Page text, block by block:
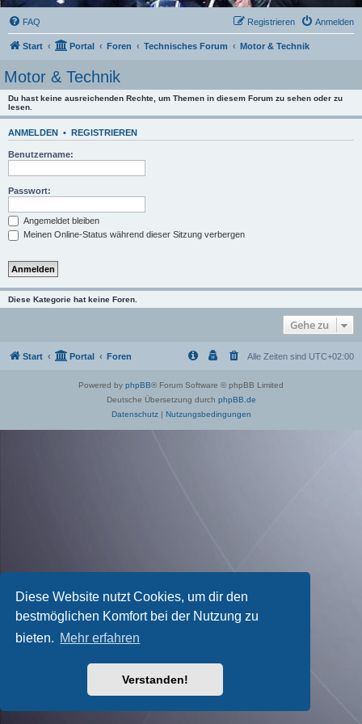
Diese Website nutzt Cookies, um dir den
bestmöglichen Komfort bei der Nutzung zu
bieten. Mehr erfahren
Verstanden!
FAQ Anmelden
Registrieren
Start Portal Foren Technisches Forum Motor & Technik
Motor & Technik
Du hast keine ausreichenden Rechte, um Themen in diesem Forum zu sehen oder zu
lesen.
ANMELDEN • REGISTRIEREN
Benutzername:
Passwort:
Angemeldet bleiben
Meinen Online-Status während dieser Sitzung verbergen
Diese Kategorie hat keine Foren.
Gehe zu
Start Portal Foren Alle Zeiten sind UTC+02:00
Powered by phpBB® Forum Software © phpBB Limited
Deutsche Übersetzung durch phpBB.de
Datenschutz| Nutzungsbedingungen